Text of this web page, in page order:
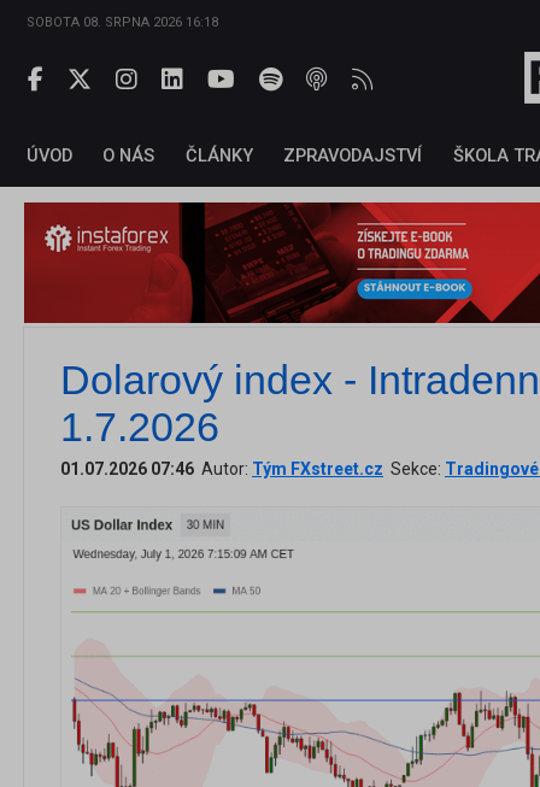
SOBOTA 08. SRPNA 2026 16:18
ÚVOD O NÁS ČLÁNKY ZPRAVODAJSTVÍ ŠKOLA
Dolarový index -
1.7.2026
01.07.2026 07:46 Autor: Tým FXstreet.cz Sekce: Tradingové